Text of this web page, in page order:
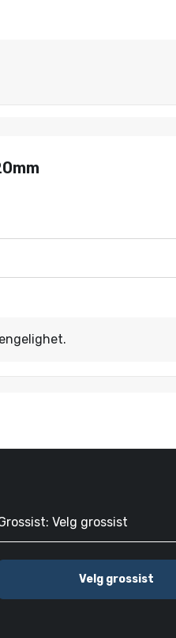
Velg grossist
Velg grossist